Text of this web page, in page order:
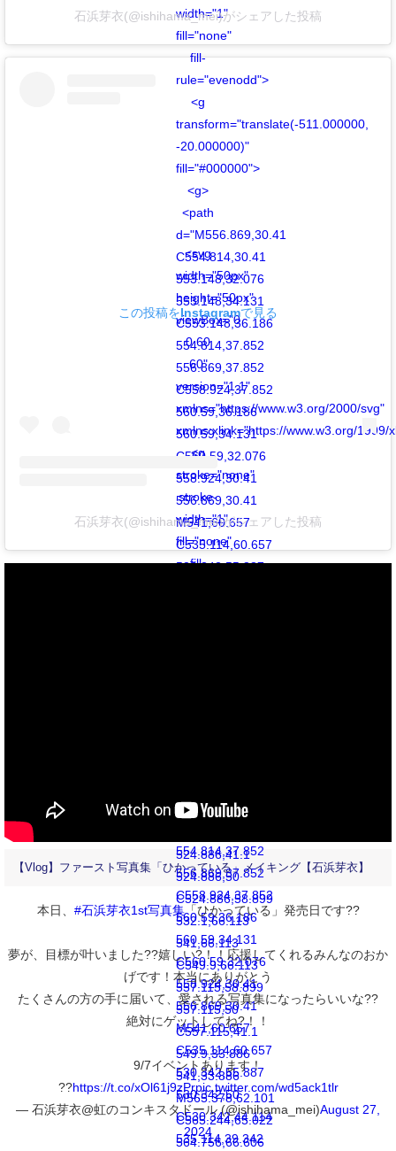
width="1"
fill="none"
fill-
rule="evenodd">
<g
transform="translate(-511.000000,
-20.000000)"
fill="#000000">
<g>
<path
d="M556.869,30.41
C554.814,30.41
553.148,32.076
553.148,34.131
C553.148,36.186
554.814,37.852
556.869,37.852
C558.924,37.852
560.59,36.186
560.59,34.131
C560.59,32.076
558.924,30.41
556.869,30.41
M541,60.657
C535.114,60.657
530.342,55.887
M541,33.886
524.886,41.1
524.886,50
C524.886,58.899
532.1,66.113
541,66.113
C549.9,66.113
557.115,58.899
557.115,50
C557.115,41.1
549.9,33.886
541,33.886
M565.378,62.101
C565.244,65.022
564.756,66.606
石浜芽衣(@ishihama_mei)がシェアした投稿
<svg
width="50px"
height="50px"
viewBox="0
0 60
60"
version="1.1"
xmlns="https://www.w3.org/2000/svg"
xmlns:xlink="https://www.w3.org/1999/
<g
stroke="none"
stroke-
width="1"
fill="none"
fill-
553.148,34.131
554.814,37.852
556.869,37.852
C558.924,37.852
560.59,36.186
560.59,34.131
C560.59,32.076
558.924,30.41
556.869,30.41
M541,60.657
C535.114,60.657
530.342,55.887
530.342,50
C530.342,44.114
535.114,39.342
この投稿をInstagramで見る
石浜芽衣(@ishihama_mei)がシェアした投稿
【Vlog】ファースト写真集「ひかっている」メイキング【石浜芽衣】
本日、 #石浜芽衣1st写真集「ひかっている」発売日です??
夢が、目標が叶いました??嬉しい?！！応援してくれるみんなのおか
げです！本当にありがとう
たくさんの方の手に届いて、愛される写真集になったらいいな??
絶対にゲットしてね?！！
9/7イベントあります！
??https://t.co/xOl61j9zPrpic.twitter.com/wd5ack1tlr
— 石浜芽衣@虹のコンキスタドール (@ishihama_mei)August 27,
2024